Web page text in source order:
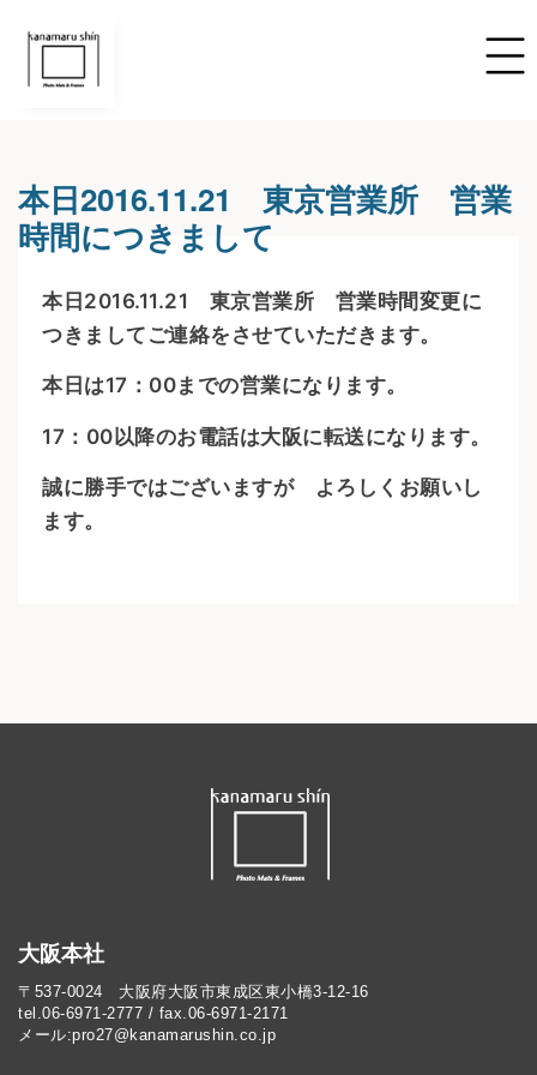
本日2016.11.21 東京営業所 営業
時間につきまして
本日2016.11.21 東京営業所 営業時間変更に
つきましてご連絡をさせていただきます。
本日は17：00までの営業になります。
17：00以降のお電話は大阪に転送になります。
誠に勝手ではございますが よろしくお願いし
ます。
大阪本社
〒537-0024 大阪府大阪市東成区東小橋3-12-16
tel.06-6971-2777 / fax.06-6971-2171
メール:pro27@kanamarushin.co.jp​